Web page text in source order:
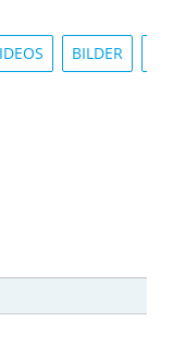
BILDER